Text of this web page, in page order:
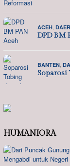
ACEH,
DPD BM
BANTEN,
Soparosi
HUMANIORA